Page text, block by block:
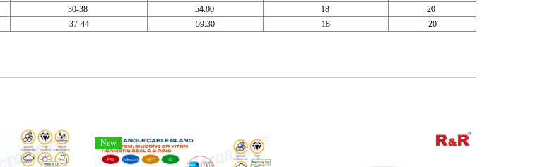
30-38 54.00 18
20
37-44 59.30 18 20
New